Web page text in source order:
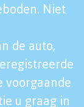
Niet
de auto,
voorgaande
u graag in